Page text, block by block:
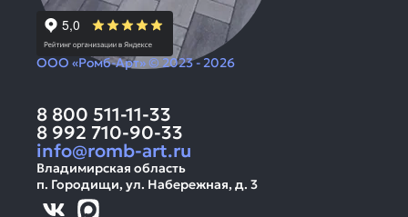
ООО «Ромб-Арт» © 2023 - 2026
8 800 511-11-33
8 992 710-90-33
info@romb-art.ru
Владимирская область
п. Городищи, ул. Набережная, д. 3